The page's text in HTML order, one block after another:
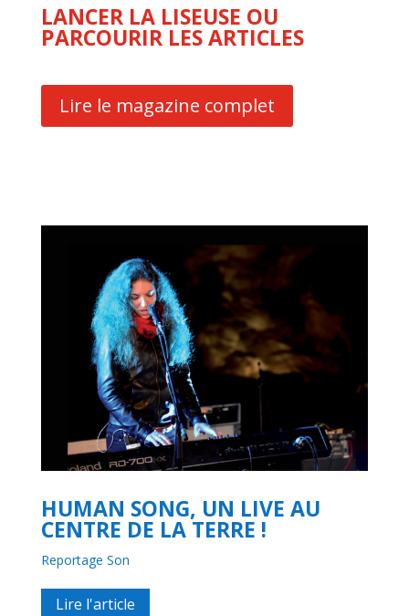
LANCER LA LISEUSE OU
PARCOURIR LES ARTICLES
Lire le magazine complet
HUMAN SONG, UN LIVE AU
CENTRE DE LA TERRE !
Reportage Son
Lire l'article